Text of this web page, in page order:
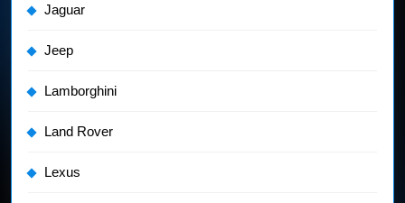
Jaguar
Jeep
Lamborghini
Land Rover
Lexus